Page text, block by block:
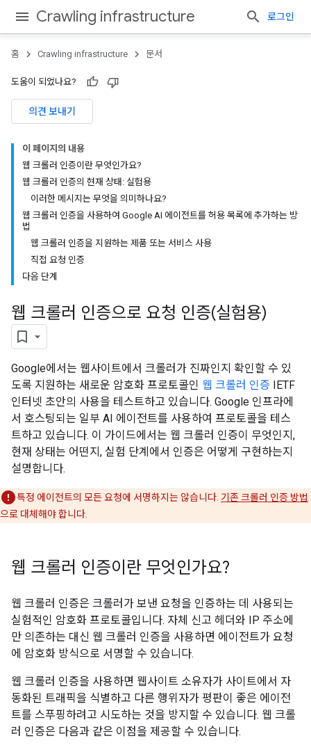
Crawling infrastructure 로그인
홈 Crawling infrastructure 문서
도움이 되었나요?
의견 보내기
이 페이지의 내용
웹 크롤러 인증이란 무엇인가요?
웹 크롤러 인증의 현재 상태: 실험용
이러한 메시지는 무엇을 의미하나요?
웹 크롤러 인증을 사용하여 Google AI 에이전트를 허용 목록에 추가하는 방
법
웹 크롤러 인증을 지원하는 제품 또는 서비스 사용
직접 요청 인증
다음 단계
웹 크롤러 인증으로 요청 인증(실험용)
Google에서는 웹사이트에서 크롤러가 진짜인지 확인할 수 있
도록 지원하는 새로운 암호화 프로토콜인 웹 크롤러 인증 IETF
인터넷 초안의 사용을 테스트하고 있습니다. Google 인프라에
서 호스팅되는 일부 AI 에이전트를 사용하여 프로토콜을 테스
트하고 있습니다. 이 가이드에서는 웹 크롤러 인증이 무엇인지,
현재 상태는 어떤지, 실험 단계에서 인증은 어떻게 구현하는지
설명합니다.
특정 에이전트의 모든 요청에 서명하지는 않습니다. 기존 크롤러 인증 방법
으로 대체해야 합니다.
웹 크롤러 인증이란 무엇인가요?
웹 크롤러 인증은 크롤러가 보낸 요청을 인증하는 데 사용되는
실험적인 암호화 프로토콜입니다. 자체 신고 헤더와 IP 주소에
만 의존하는 대신 웹 크롤러 인증을 사용하면 에이전트가 요청
에 암호화 방식으로 서명할 수 있습니다.
웹 크롤러 인증을 사용하면 웹사이트 소유자가 사이트에서 자
동화된 트래픽을 식별하고 다른 행위자가 평판이 좋은 에이전
트를 스푸핑하려고 시도하는 것을 방지할 수 있습니다. 웹 크롤
러 인증은 다음과 같은 이점을 제공할 수 있습니다.